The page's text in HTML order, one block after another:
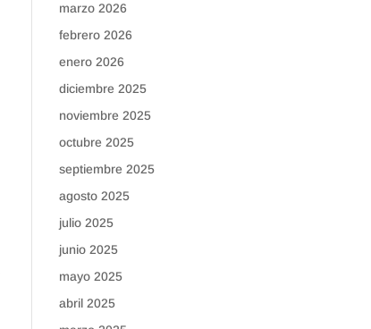
marzo 2026
febrero 2026
enero 2026
diciembre 2025
noviembre 2025
octubre 2025
septiembre 2025
agosto 2025
julio 2025
junio 2025
mayo 2025
abril 2025